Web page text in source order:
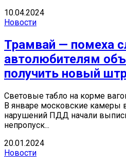
10.04.2024
Новости
Трамвай — помеха
автолюбителям
получить новый
Световые табло на корме
В январе московские камеры
нарушений ПДД начали
непропуск...
20.01.2024
Новости